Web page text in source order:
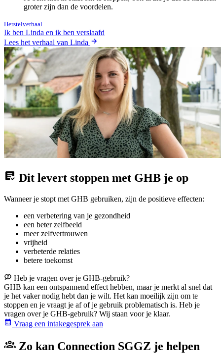
groter zijn dan de voordelen.
Herstelverhaal
Ik ben Linda en ik ben verslaafd
Lees het verhaal van Linda
Dit levert stoppen met GHB je op
Wanneer je stopt met GHB gebruiken, zijn de positieve effecten:
een verbetering van je gezondheid
een beter zelfbeeld
meer zelfvertrouwen
vrijheid
verbeterde relaties
betere toekomst
Heb je vragen over je GHB-gebruik?
GHB kan een ontspannend effect hebben, maar je merkt al snel dat
je het vaker nodig hebt dan je wilt. Het kan moeilijk zijn om te
stoppen en je vraagt je af of je gebruik problematisch is. Heb je
vragen over je GHB-gebruik? Wij staan voor je klaar.
Vraag een intakegesprek aan
Zo kan Connection SGGZ je helpen